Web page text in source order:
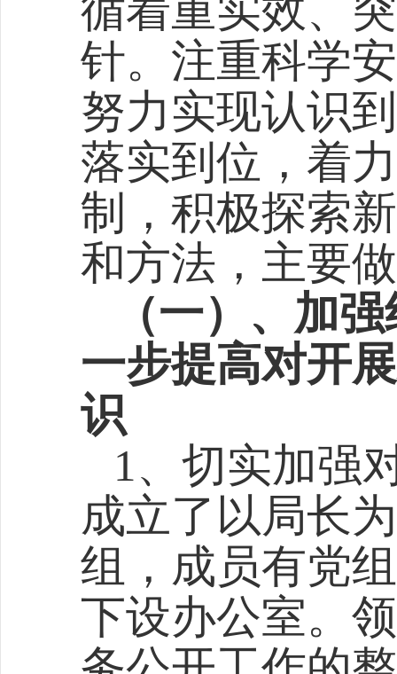
循着重实效、
针。注重科学
努力实现认识
落实到位，着
制，积极探索
和方法，主要
（一）、 加
一步提高对开
识
1、切实加强
成立了以局长
组，成员有党
下设办公室。